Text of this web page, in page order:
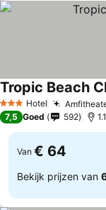
3 SterrenHotel
Tropic Beach
7,5 Goed 592
Van € 64
Bekijk prijzen van